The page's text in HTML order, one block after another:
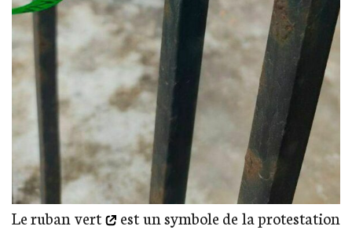
Le ruban vert
est un symbole de la protestation